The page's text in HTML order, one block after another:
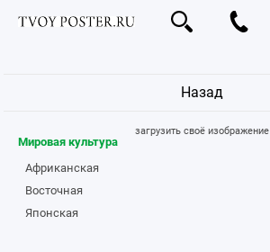
Назад
загрузить своё изображение
Мировая культура
Африканская
Восточная
Японская